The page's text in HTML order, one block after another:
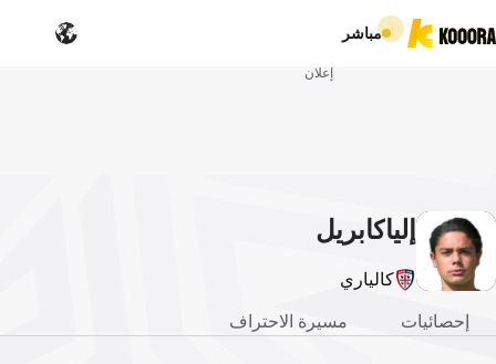
مباشر
إعلان
إلياكابريل
كالياري
إحصائيات مسيرة الاحتراف